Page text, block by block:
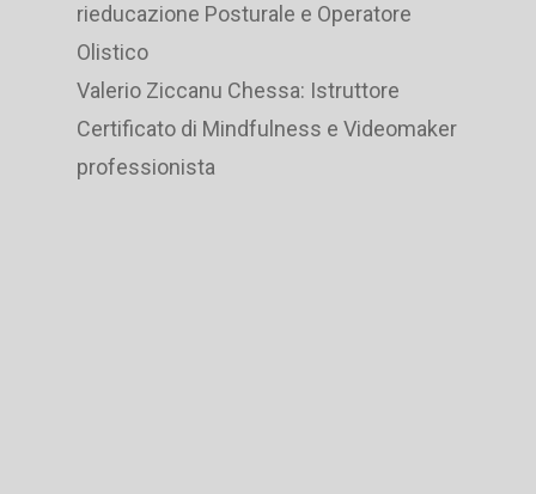
rieducazione Posturale e Operatore
Olistico
Valerio Ziccanu Chessa: Istruttore
Certificato di Mindfulness e Videomaker
professionista